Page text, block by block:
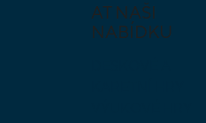
AT NAŠI
NABÍDKU